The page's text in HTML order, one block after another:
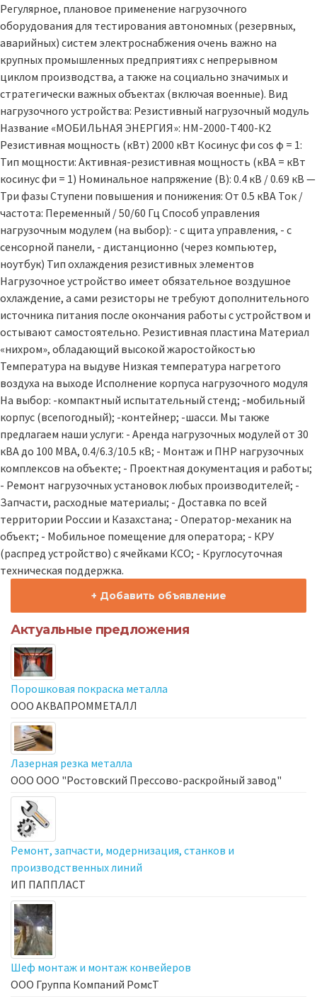
Регулярное, плановое применение нагрузочного
оборудования для тестирования автономных (резервных,
аварийных) систем электроснабжения очень важно на
крупных промышленных предприятиях с непрерывном
циклом производства, а также на социально значимых и
стратегически важных объектах (включая военные). Вид
нагрузочного устройства: Резистивный нагрузочный модуль
Название «МОБИЛЬНАЯ ЭНЕРГИЯ»: НМ-2000-Т400-К2
Резистивная мощность (кВт) 2000 кВт Косинус фи cos φ = 1:
Тип мощности: Активная-резистивная мощность (кВА = кВт
косинус фи = 1) Номинальное напряжение (В): 0.4 кВ / 0.69 кВ —
Три фазы Ступени повышения и понижения: От 0.5 кВА Ток /
частота: Переменный / 50/60 Гц Способ управления
нагрузочным модулем (на выбор): - с щита управления, - с
сенсорной панели, - дистанционно (через компьютер,
ноутбук) Тип охлаждения резистивных элементов
Нагрузочное устройство имеет обязательное воздушное
охлаждение, а сами резисторы не требуют дополнительного
источника питания после окончания работы с устройством и
остывают самостоятельно. Резистивная пластина Материал
«нихром», обладающий высокой жаростойкостью
Температура на выдуве Низкая температура нагретого
воздуха на выходе Исполнение корпуса нагрузочного модуля
На выбор: -компактный испытательный стенд; -мобильный
корпус (всепогодный); -контейнер; -шасси. Мы также
предлагаем наши услуги: - Аренда нагрузочных модулей от 30
кВА до 100 МВА, 0.4/6.3/10.5 кВ; - Монтаж и ПНР нагрузочных
комплексов на объекте; - Проектная документация и работы;
- Ремонт нагрузочных установок любых производителей; -
Запчасти, расходные материалы; - Доставка по всей
территории России и Казахстана; - Оператор-механик на
объект; - Мобильное помещение для оператора; - КРУ
(распред устройство) с ячейками КСО; - Круглосуточная
техническая поддержка.
+ Добавить объявление
Актуальные предложения
Порошковая покраска металла
ООО АКВАПРОММЕТАЛЛ
Лазерная резка металла
ООО ООО "Ростовский Прессово-раскройный завод"
Ремонт, запчасти, модернизация, станков и
производственных линий
ИП ПАППЛАСТ
Шеф монтаж и монтаж конвейеров
ООО Группа Компаний РомсТ